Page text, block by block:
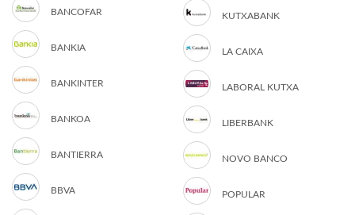
BANCOFAR
BANKIA
BANKINTER
BANKOA
BANTIERRA
BBVA
KUTXABANK
LA CAIXA
LABORAL KUTXA
LIBERBANK
NOVO BANCO
POPULAR